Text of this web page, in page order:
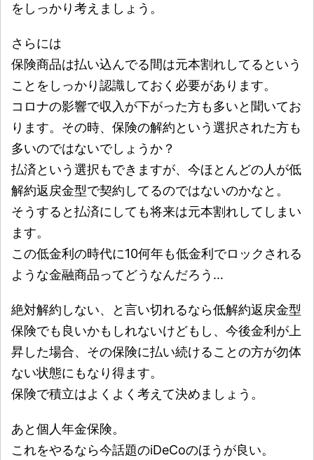
をしっかり考えましょう。
さらには
保険商品は払い込んでる間は元本割れしてるという
ことをしっかり認識しておく必要があります。
コロナの影響で収入が下がった方も多いと聞いてお
ります。その時、保険の解約という選択された方も
多いのではないでしょうか？
払済という選択もできますが、今ほとんどの人が低
解約返戻金型で契約してるのではないのかなと。
そうすると払済にしても将来は元本割れしてしまい
ます。
この低金利の時代に10何年も低金利でロックされる
ような金融商品ってどうなんだろう…
絶対解約しない、と言い切れるなら低解約返戻金型
保険でも良いかもしれないけどもし、今後金利が上
昇した場合、その保険に払い続けることの方が勿体
ない状態にもなり得ます。
保険で積立はよくよく考えて決めましょう。
あと個人年金保険。
これをやるなら今話題のiDeCoのほうが良い。